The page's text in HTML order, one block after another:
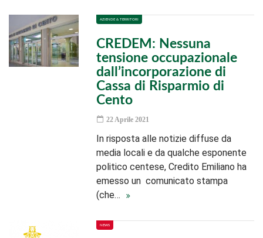
AZIENDE & TERRITORI
CREDEM: Nessuna
tensione occupazionale
dall’incorporazione di
Cassa di Risparmio di
Cento
22 Aprile 2021
In risposta alle notizie diffuse da
media locali e da qualche esponente
politico centese, Credito Emiliano ha
emesso un comunicato stampa
(che…
NEWS